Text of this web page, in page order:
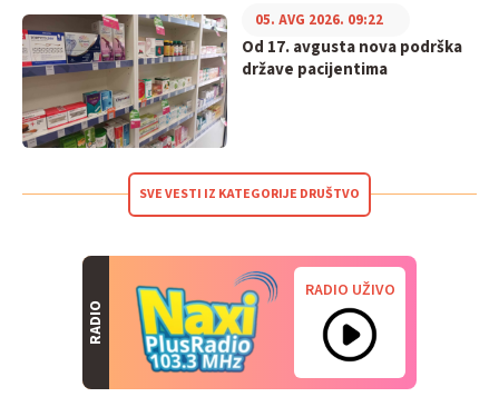
Od 17. avgusta nova podrška
države pacijentima
05. AVG 2026. 09:22
SVE VESTI IZ KATEGORIJE DRUŠTVO
RADIO
RADIO UŽIVO